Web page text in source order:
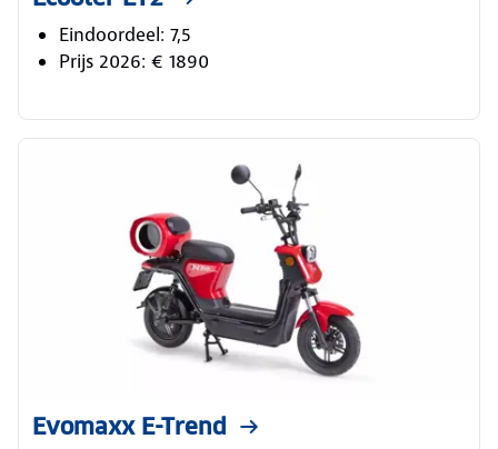
Eindoordeel: 7,5
Prijs 2026: € 1890
Evomaxx E-Trend